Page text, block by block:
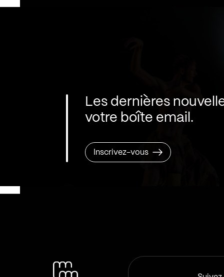
Les dernières
votre boîte email.
Inscrivez-vous